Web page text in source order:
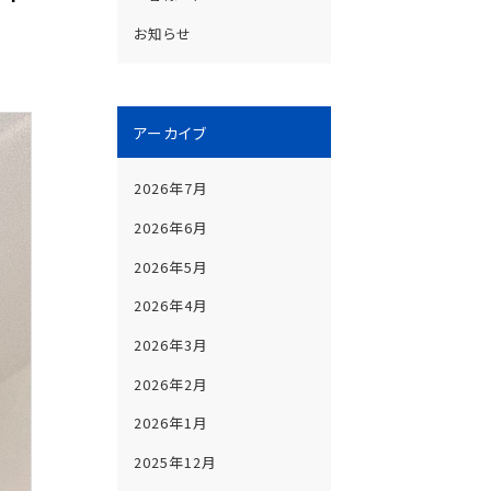
お知らせ
アーカイブ
2026年7月
2026年6月
2026年5月
2026年4月
2026年3月
2026年2月
2026年1月
2025年12月